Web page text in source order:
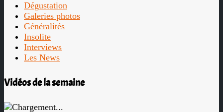
Dégustation
Galeries photos
Généralités
Insolite
Interviews
Les News
Vidéos de la semaine